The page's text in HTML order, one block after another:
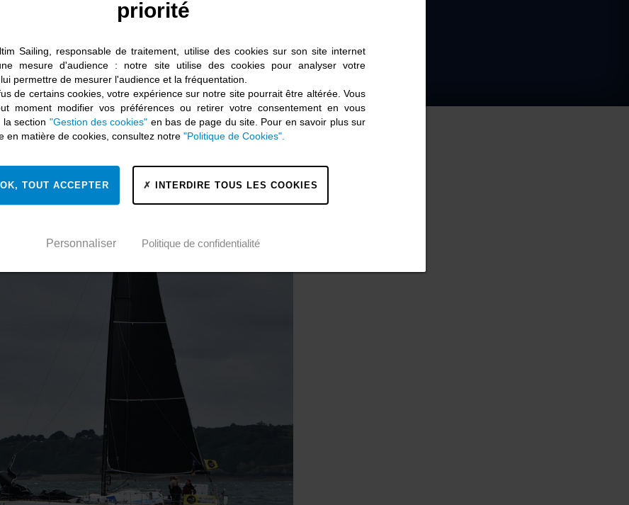
priorité
Sailing, responsable de traitement, utilise des cookies sur son site internet
mesure d'audience : notre site utilise des cookies pour analyser votre
permettre de mesurer l'audience et la fréquentation.
de certains cookies, votre expérience sur notre site pourrait être altérée. Vous
moment modifier vos préférences ou retirer votre consentement en vous
la section "Gestion des cookies" en bas de page du site. Pour en savoir plus sur
en matière de cookies, consultez notre "Politique de Cookies".
OK, TOUT ACCEPTER INTERDIRE TOUS LES COOKIES
Personnaliser Politique de confidentialité